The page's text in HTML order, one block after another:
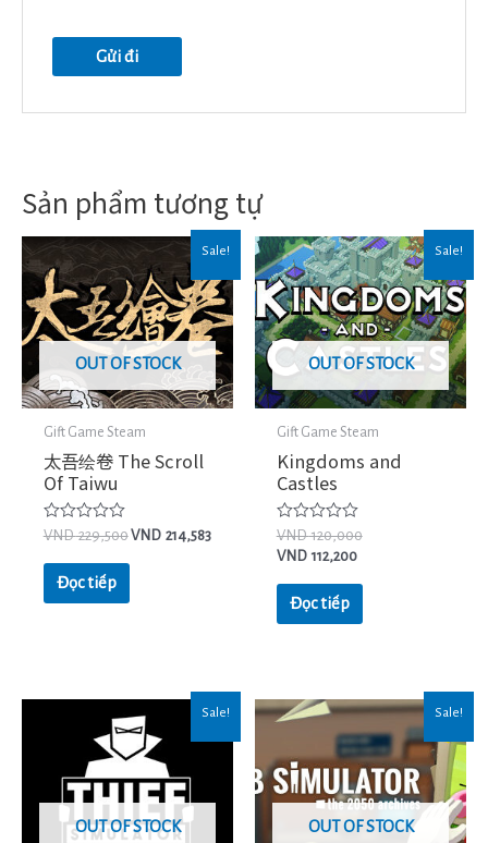
Sản phẩm tương tự
Sale!
OUT OF STOCK
Gift Game Steam
太吾绘卷 The Scroll
Of Taiwu
Được
hạng
VND229,500VND 214,583
Đọc tiếp
Sale!
OUT OF STOCK
Gift Game Steam
Kingdoms and
Castles
Được
xếp
hạng
sao
VND120,000
VND 112,200
Đọc tiếp
Sale!
OUT OF STOCK
Sale!
OUT OF STOCK